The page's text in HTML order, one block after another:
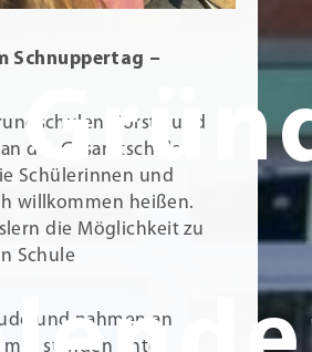
Schnuppertag –
Hörste und
der Gesamtschule
Schülerinnen und
willkommen heißen.
die Möglichkeit zu
Schule
und nahmen an
standen unter